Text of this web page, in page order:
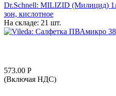
Dr.Schnell: MILIZID (Милицид)
зон, кислотное
На складе: 21 шт.
573.00 Р
(Включая НДС)